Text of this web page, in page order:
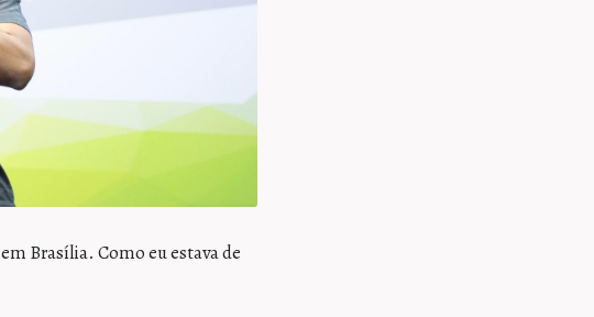
em Brasília. Como eu estava de